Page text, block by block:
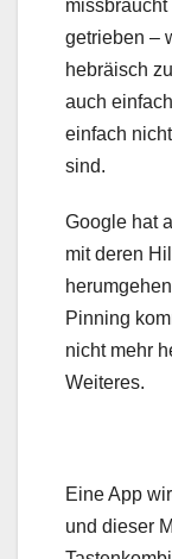
getrieben –
hebräisch
auch
einfach
sind.
Google hat
mit deren
Pinning
nicht mehr
Weiteres.
Eine App
und dieser